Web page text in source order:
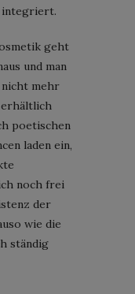
integriert.
geht
und man
nicht mehr
poetischen
laden ein,
noch frei
der
wie die
ständig